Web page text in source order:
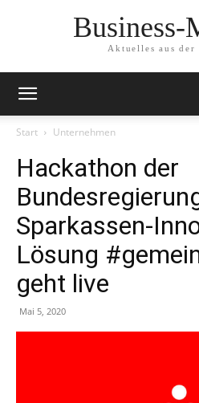
Business-
Aktuelles aus der
Start Unternehmen
Hackathon der
Sparkassen-
Lösung
geht live
Mai 5, 2020